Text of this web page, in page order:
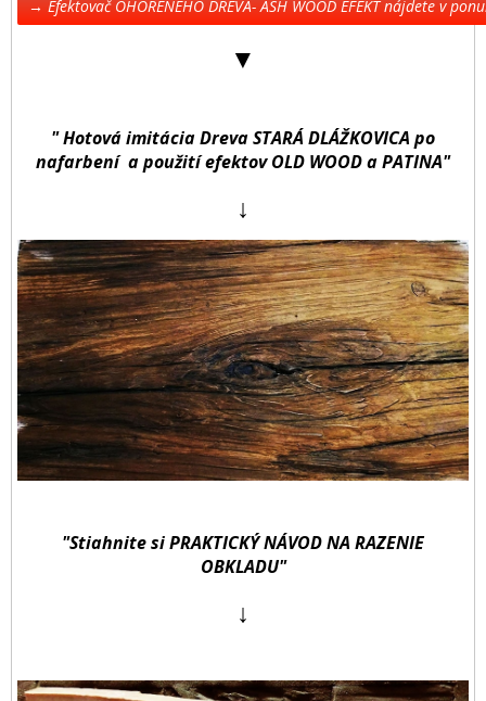
→ Efektovač OHORENÉHO DREVA- ASH WOOD EFEKT nájdete v
▼
" Hotová imitácia Dreva STARÁ DLÁŽKOVICA po
nafarbení a použití efektov OLD WOOD a PATINA"
↓
"Stiahnite si PRAKTICKÝ NÁVOD NA RAZENIE
OBKLADU"
↓